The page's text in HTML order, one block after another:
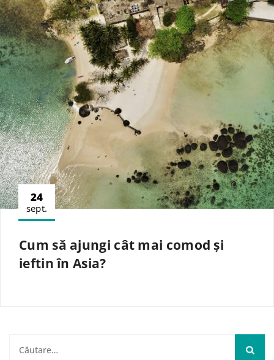
24
sept.
Cum să ajungi cât mai comod și
ieftin în Asia?